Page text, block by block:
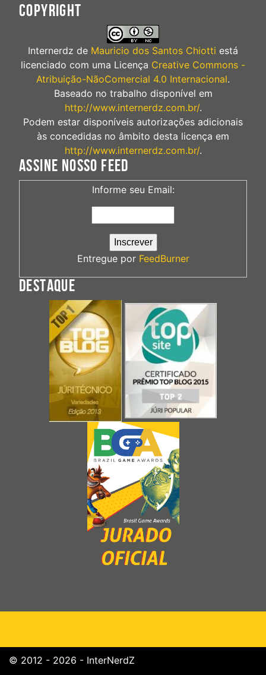
COPYRIGHT
Internerdz de Mauricio dos Santos Chiotti está
licenciado com uma Licença Creative Commons -
Atribuição-NãoComercial 4.0 Internacional.
Baseado no trabalho disponível em
http://www.internerdz.com.br/.
Podem estar disponíveis autorizações adicionais
às concedidas no âmbito desta licença em
http://www.internerdz.com.br/.
ASSINE NOSSO FEED
Informe seu Email:
Entregue por FeedBurner
DESTAQUE
© 2012 - 2026 - InterNerdZ